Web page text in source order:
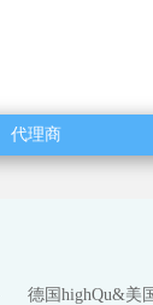
代理商
德国highQu&美